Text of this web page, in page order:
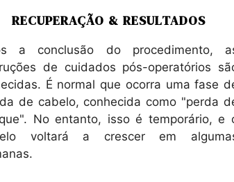
RECUPERAÇÃO & RESULTADOS
a conclusão do procedimento,
de cuidados pós-operatórios
É normal que ocorra uma fase
de cabelo, conhecida como "perda
No entanto, isso é temporário, e
voltará a crescer em